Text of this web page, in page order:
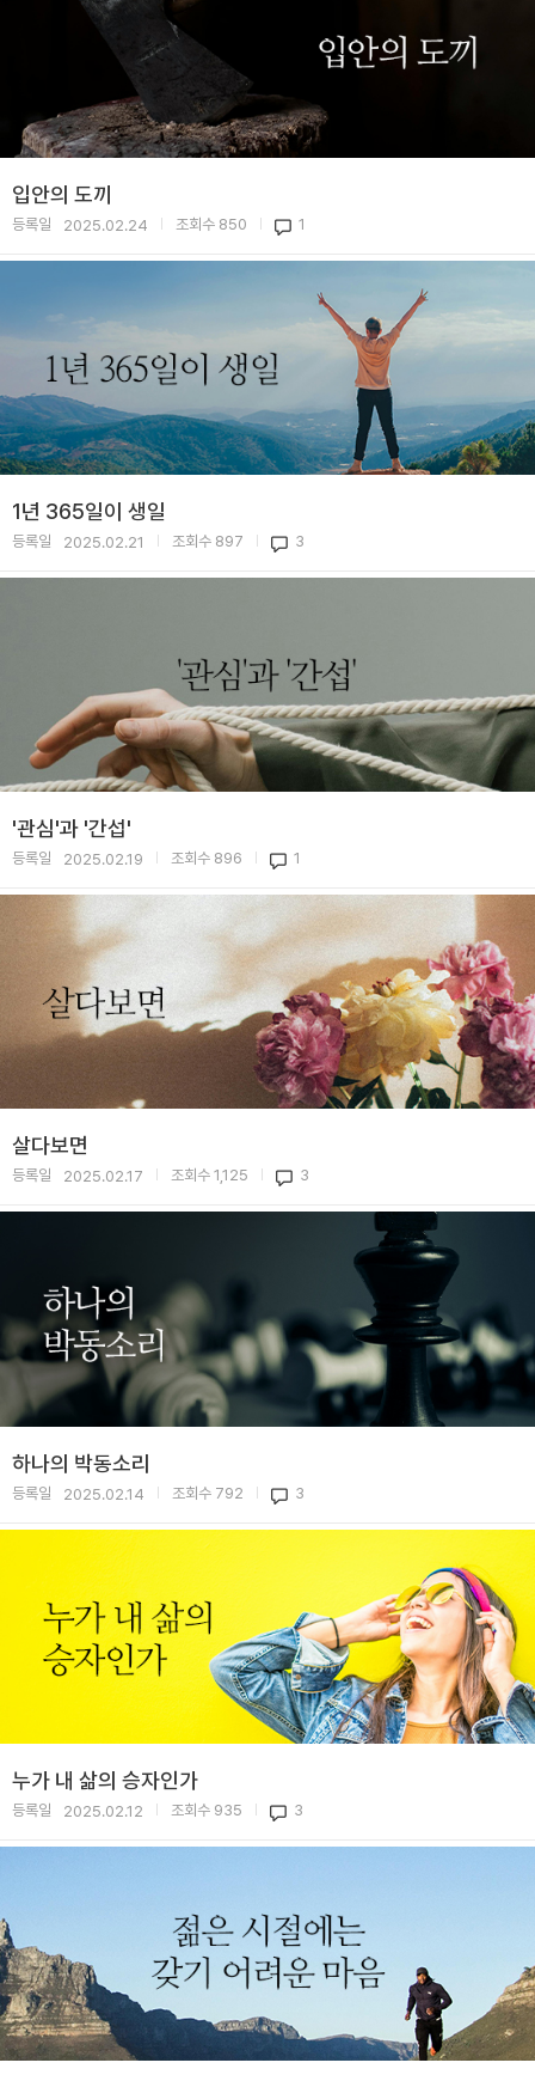
입안의 도끼
등록일 2025.02.24 조회수 850 1
1년 365일이 생일
등록일 2025.02.21 조회수 897 3
'관심'과 '간섭'
등록일 2025.02.19 조회수 896 1
살다보면
등록일 2025.02.17 조회수 1,125 3
하나의 박동소리
등록일 2025.02.14 조회수 792 3
누가 내 삶의 승자인가
등록일 2025.02.12 조회수 935 3